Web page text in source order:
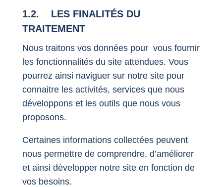
1.2. LES FINALITÉS DU
TRAITEMENT
Nous traitons vos données pour vous fournir
les fonctionnalités du site attendues. Vous
pourrez ainsi naviguer sur notre site pour
connaitre les activités, services que nous
développons et les outils que nous vous
proposons.
Certaines informations collectées peuvent
nous permettre de comprendre, d’améliorer
et ainsi développer notre site en fonction de
vos besoins.